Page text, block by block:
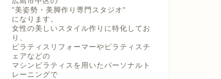
"美姿勢・美脚作り専門スタジオ"
になります。
女性の美しいスタイル作りに特化してお
り、
ピラティスリフォーマーやピラティスチ
ェアなどの
マシンピラティスを用いたパーソナルト
レーニングで